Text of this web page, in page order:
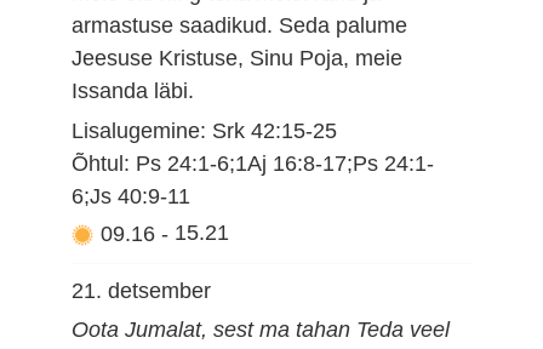
armastuse saadikud. Seda palume
Jeesuse Kristuse, Sinu Poja, meie
Issanda läbi.
Lisalugemine: Srk 42:15-25
Õhtul: Ps 24:1-6;1Aj 16:8-17;Ps 24:1-
6;Js 40:9-11
09.16 - 15.21
21. detsember
Oota Jumalat, sest ma tahan Teda veel